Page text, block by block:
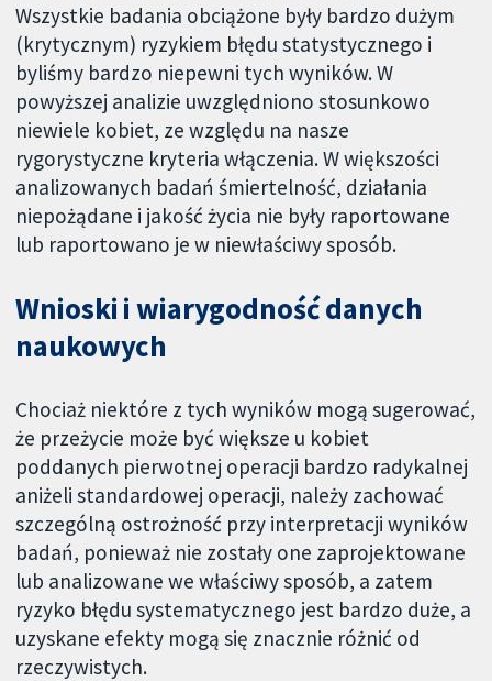
Wszystkie badania obciążone były bardzo dużym
(krytycznym) ryzykiem błędu statystycznego i
byliśmy bardzo niepewni tych wyników. W
powyższej analizie uwzględniono stosunkowo
niewiele kobiet, ze względu na nasze
rygorystyczne kryteria włączenia. W większości
analizowanych badań śmiertelność, działania
niepożądane i jakość życia nie były raportowane
lub raportowano je w niewłaściwy sposób.
Wnioski i wiarygodność danych
naukowych
Chociaż niektóre z tych wyników mogą sugerować,
że przeżycie może być większe u kobiet
poddanych pierwotnej operacji bardzo radykalnej
aniżeli standardowej operacji, należy zachować
szczególną ostrożność przy interpretacji wyników
badań, ponieważ nie zostały one zaprojektowane
lub analizowane we właściwy sposób, a zatem
ryzyko błędu systematycznego jest bardzo duże, a
uzyskane efekty mogą się znacznie różnić od
rzeczywistych.